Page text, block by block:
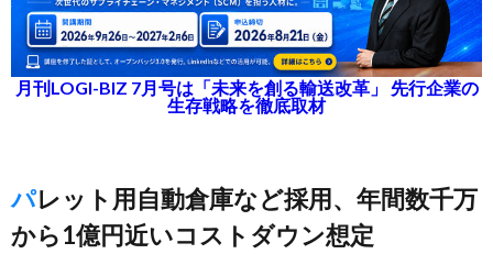
月刊LOGI-BIZ 7月号は「未来を創る輸送改革」 先行企業の
生存戦略を徹底取材
パレット用自動倉庫など採用、年間数千万
から1億円近いコストダウン想定